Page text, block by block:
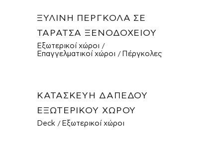
ΞΎΛΙΝΗ ΠΈΡΓΚΟΛΑ ΣΕ
ΤΑΡΆΤΣΑ ΞΕΝΟΔΟΧΕΊΟΥ
Εξωτερικοί χώροι
Επαγγελματικοί χώροι
Πέργκολες
ΚΑΤΑΣΚΕΥΉ ΔΑΠΈΔΟΥ
ΕΞΩΤΕΡΙΚΟΎ ΧΏΡΟΥ
Deck Εξωτερικοί χώροι